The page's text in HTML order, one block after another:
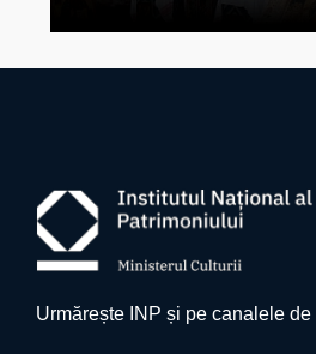
Urmărește INP și pe canalele